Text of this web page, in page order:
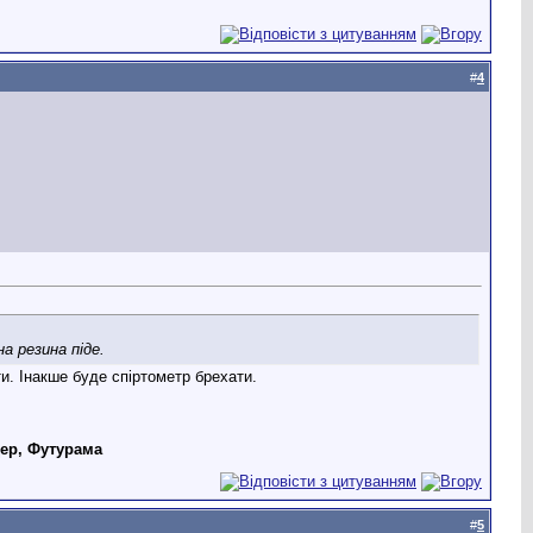
#4
резина піде.
Інакше буде спіртометр брехати.
Футурама
#5